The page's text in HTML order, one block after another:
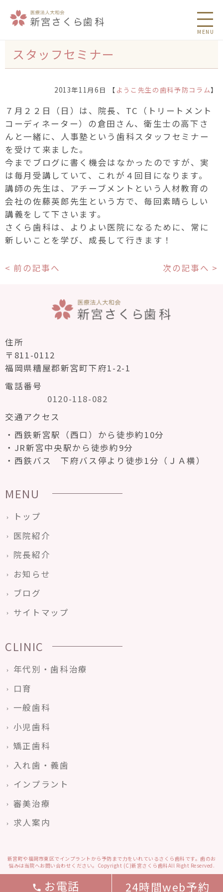
MENU
スタッフセミナー
2013年11月6日 【 ようこ先生の歯科予防コラム】
７月２２日（日）は、院長、TC（トリートメント
コーディネーター）の倉田さん、衛生士の高下さ
んと一緒に、人事塾という歯科スタッフセミナー
を受けて来ました。
今までブログに書く機会はなかったのですが、実
は毎月受講していて、これが４回目になります。
講師の先生は、アチーブメントという人材教育の
会社の佐藤英郎先生という方で、毎回素晴らしい
講義をして下さいます。
さくら歯科は、よりよい医院になるために、常に
新しいことを学び、成長して行きます！
< 前の記事へ 次の記事へ >
住所
〒811-0112
福岡県糟屋郡新宮町下府1-2-1
電話番号
0120-118-082
交通アクセス
西鉄新宮駅（西口）から徒歩約10分
JR新宮中央駅から徒歩約9分
西鉄バス 下府バス停より徒歩1分（ＪＡ横）
MENU
トップ
医院紹介
院長紹介
お知らせ
ブログ
サイトマップ
CLINIC
年代別・歯科治療
口育
一般歯科
小児歯科
矯正歯科
入れ歯・義歯
インプラント
審美治療
求人案内
新宮町や福岡市東区でインプラントから予防まで力をいれているさくら歯科です。歯のお
悩みは当院へお問い合わせください。Copyright (C)新宮さくら歯科All Right Reserved.
お電話 24時間web予約